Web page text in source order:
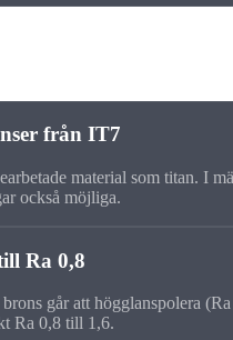
från IT7
material som titan. I
också möjliga.
Ra 0,8
går att högglanspolera
Ra 0,8 till 1,6.